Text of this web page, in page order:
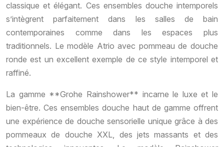
classique et élégant. Ces ensembles douche intemporels
s’intègrent parfaitement dans les salles de bain
contemporaines comme dans les espaces plus
traditionnels. Le modèle Atrio avec pommeau de douche
ronde est un excellent exemple de ce style intemporel et
raffiné.
La gamme **Grohe Rainshower** incarne le luxe et le
bien-être. Ces ensembles douche haut de gamme offrent
une expérience de douche sensorielle unique grâce à des
pommeaux de douche XXL, des jets massants et des